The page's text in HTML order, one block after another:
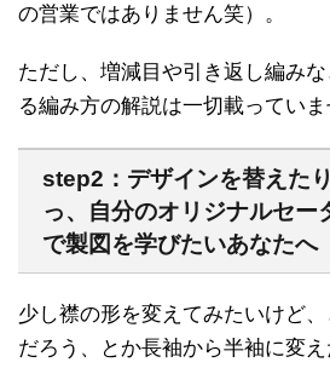
の営業ではありません笑）。
ただし、増減目や引き返し編み
る編み方の解説は一切載っていま
step2：デザインを替えた
っ、自分のオリジナルセー
で製図を学びたいあなたへ
少し襟の形を変えてみたいけど
だろう、とか長袖から半袖に変